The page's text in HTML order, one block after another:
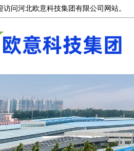
访问河北欧意科技集团有限公司网站。